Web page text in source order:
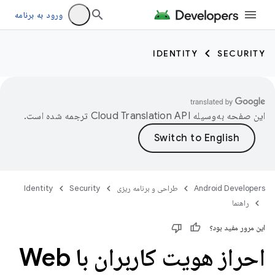
ورود به برنامه
SECURITY
IDENTITY
این صفحه به‌وسیله ترجمه شده است.
Android Developers طراحی و برنامه ریزی Security
Identity
راهنما
این مرور مفید بود؟
احراز هویت کاربران با Web